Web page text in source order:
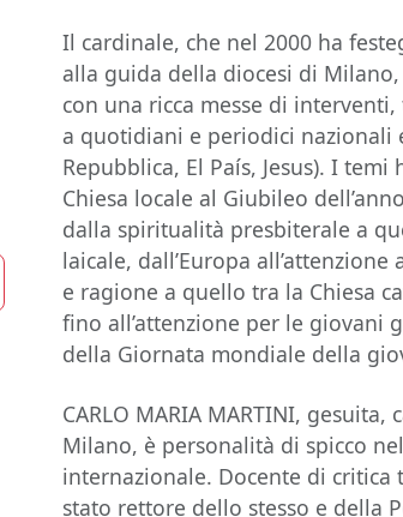
Il cardinale, che nel 2000 ha
alla guida della diocesi di
con una ricca messe di
a quotidiani e periodici nazionali
Repubblica, El País, Jesus). I
Chiesa locale al Giubileo
dalla spiritualità presbiterale a
laicale, dall’Europa
e ragione a quello tra la Chiesa
fino all’attenzione per le giovani
della Giornata mondiale della
CARLO MARIA MARTINI,
Milano, è personalità di spicco
internazionale. Docente di
stato rettore dello stesso e della